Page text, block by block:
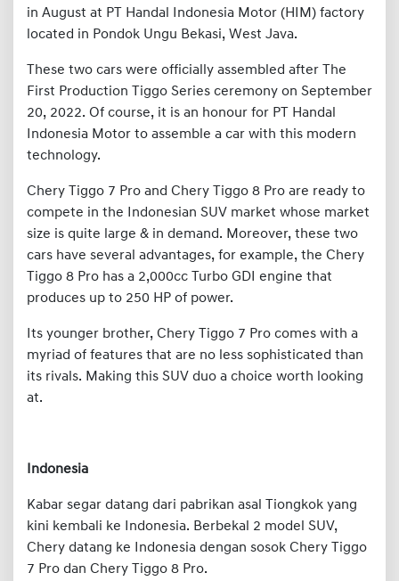
in August at PT Handal Indonesia Motor (HIM) factory
located in Pondok Ungu Bekasi, West Java.
These two cars were officially assembled after The
First Production Tiggo Series ceremony on September
20, 2022. Of course, it is an honour for PT Handal
Indonesia Motor to assemble a car with this modern
technology.
Chery Tiggo 7 Pro and Chery Tiggo 8 Pro are ready to
compete in the Indonesian SUV market whose market
size is quite large & in demand. Moreover, these two
cars have several advantages, for example, the Chery
Tiggo 8 Pro has a 2,000cc Turbo GDI engine that
produces up to 250 HP of power.
Its younger brother, Chery Tiggo 7 Pro comes with a
myriad of features that are no less sophisticated than
its rivals. Making this SUV duo a choice worth looking
at.
Indonesia
Kabar segar datang dari pabrikan asal Tiongkok yang
kini kembali ke Indonesia. Berbekal 2 model SUV,
Chery datang ke Indonesia dengan sosok Chery Tiggo
7 Pro dan Chery Tiggo 8 Pro.